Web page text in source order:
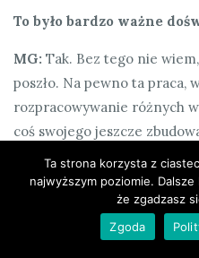
To było bardzo ważne
MG: Tak. Bez tego nie
poszło. Na pewno ta praca,
rozpracowywanie różnych
coś swojego jeszcze
Potężna dawka wiedzy,
Chcę zapytać okrakowską
Ta strona korzysta z
najwyższym poziomie.
że zgadzasz
Zgoda